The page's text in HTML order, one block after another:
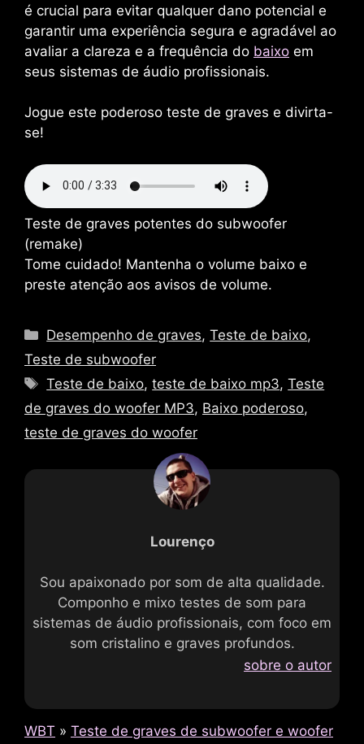
é crucial para evitar qualquer dano potencial e
garantir uma experiência segura e agradável ao
avaliar a clareza e a frequência do baixo em
seus sistemas de áudio profissionais.
Jogue este poderoso teste de graves e divirta-
se!
Teste de graves potentes do subwoofer
(remake)
Tome cuidado! Mantenha o volume baixo e
preste atenção aos avisos de volume.
Categorias
Desempenho de graves,Teste de baixo,
Teste de subwoofer
Tag
Teste de baixo,teste de baixo mp3,Teste
de graves do woofer MP3, Baixo poderoso,
teste de graves do woofer
Lourenço
Sou apaixonado por som de alta qualidade.
Componho e mixo testes de som para
sistemas de áudio profissionais, com foco em
som cristalino e graves profundos.
sobre o autor
WBT » Teste de graves de subwoofer e woofer